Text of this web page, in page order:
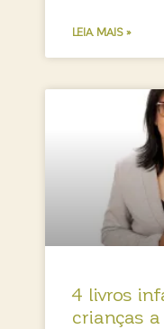
LEIA MAIS »
4 livros
crianças